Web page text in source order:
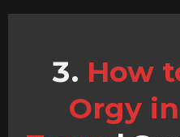
How
Orgy